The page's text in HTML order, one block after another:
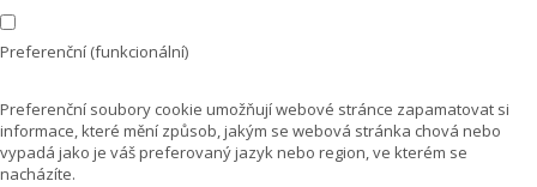
Preferenční (funkcionální)
Preferenční soubory cookie umožňují webové stránce zapamatovat si
informace, které mění způsob, jakým se webová stránka chová nebo
vypadá jako je váš preferovaný jazyk nebo region, ve kterém se
nacházíte.